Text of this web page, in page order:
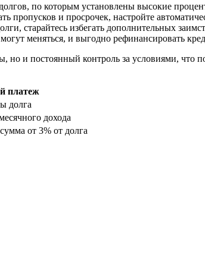
по которым установлены высокие
пропусков и просрочек, настройте
старайтесь избегать дополнительных
меняться, и выгодно рефинансировать
но и постоянный контроль за условиями, что
платеж
долга
дохода
от 3% от долга